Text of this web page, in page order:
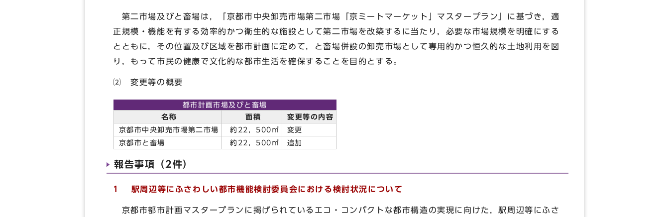
第二市場及びと畜場は，「京都市中央卸売市場第二市場「京ミートマーケット」マスタープラン」に基づき，適
正規模・機能を有する効率的かつ衛生的な施設として第二市場を改築するに当たり，必要な市場規模を明確にする
とともに，その位置及び区域を都市計画に定めて，と畜場併設の卸売市場として専用的かつ恒久的な土地利用を図
り，もって市民の健康で文化的な都市生活を確保することを目的とする。
⑵ 変更等の概要
都市計画市場及びと畜場
名称
面積
変更等の内容
京都市中央卸売市場第二市場
約22，500㎡
変更
京都市と畜場
約22，500㎡ 追加
報告事項（2件）
1 駅周辺等にふさわしい都市機能検討委員会における検討状況について
京都市都市計画マスタープランに掲げられているエコ・コンパクトな都市構造の実現に向けた，駅周辺等にふさ